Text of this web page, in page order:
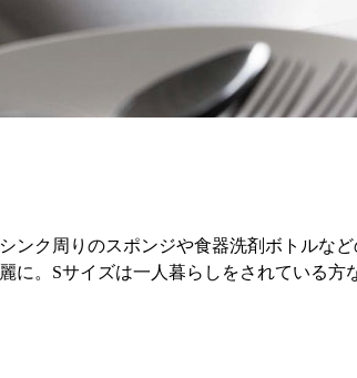
シンク周りのスポンジや食器洗剤ボトルな
麗に。Sサイズは一人暮らしをされている方